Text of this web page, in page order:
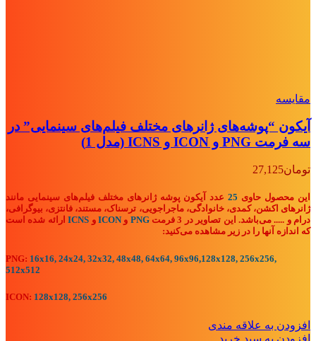
مقايسه
آیکون “پوشه‌های ژانرهای مختلف فیلم‌های سینمایی” در
سه فرمت PNG و ICON و ICNS (مدل 1)
تومان27,125
این محصول حاوی 25عدد آیکون پوشه ژانرهای مختلف فیلم‌های سینمایی مانند
ژانرهای اکشن، کمدی، خانوادگی، ماجراجویی، ترسناک، مستند، فانتزی، بیوگرافی،
درام و .....می‌باشد. این تصاویر در 3 فرمت PNG وICON و
ارائه شده است
که اندازه آنها را در زیر مشاهده می‌کنید:
PNG: 16x16, 24x24, 32x32, 48x48, 64x64, 96x96,128x128, 256x256,
512x512
ICON: 128x128, 256x256
افزودن به علاقه مندی
افزودن به سبد خرید